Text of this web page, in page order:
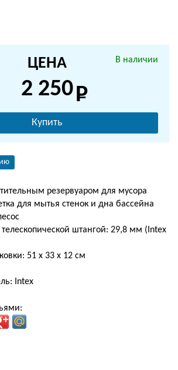
В наличии
ЦЕНА
2 250
Купить
резервуаром для мусора
для мытья стенок и дна бассейна
штангой: 29,8 мм (Intex
51 х 33 х 12 см
Intex